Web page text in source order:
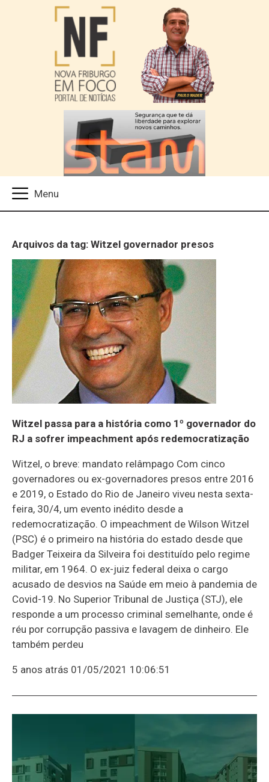
Arquivos da tag: Witzel governador presos
Witzel passa para a história como 1º governador do
RJ a sofrer impeachment após redemocratização
Witzel, o breve: mandato relâmpago Com cinco
governadores ou ex-governadores presos entre 2016
e 2019, o Estado do Rio de Janeiro viveu nesta sexta-
feira, 30/4, um evento inédito desde a
redemocratização. O impeachment de Wilson Witzel
(PSC) é o primeiro na história do estado desde que
Badger Teixeira da Silveira foi destituído pelo regime
militar, em 1964. O ex-juiz federal deixa o cargo
acusado de desvios na Saúde em meio à pandemia de
Covid-19. No Superior Tribunal de Justiça (STJ), ele
responde a um processo criminal semelhante, onde é
réu por corrupção passiva e lavagem de dinheiro. Ele
também perdeu
5 anos atrás 01/05/2021 10:06:51